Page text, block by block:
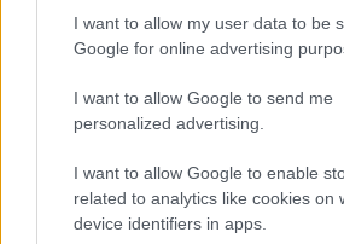
I want to allow my user data to be
Google for online advertising
I want to allow Google to send me
personalized advertising.
I want to allow Google to enable
related to analytics like cookies on
device identifiers in apps.
ΑΣΕΠ: Αυτές είναι οι δύο
προκηρύξεις «μαμούθ»
ΑΣΕΠ: Νέος γραπτός